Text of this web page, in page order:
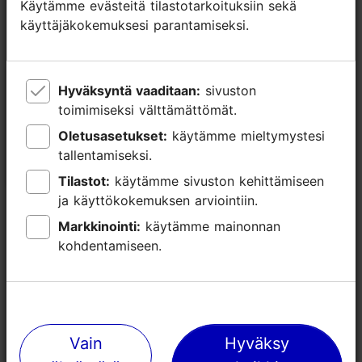
Kesäoopperan konsertit
Tallinnan Raatihuoneella
17.07.2026 - 08.08.2026
perustuu 1337 arvioon
Käytämme evästeitä tilastotarkoituksiin sekä
käyttäjäkokemuksesi parantamiseksi.
Hyväksyntä vaaditaan:
toimimiseksi välttämättömät.
Oletusasetukset:
tallentamiseksi.
Tilastot:
ja käyttökokemuksen arviointiin.
Markkinointi:
kohdentamiseen.
Vain
Hyväksy
Käytämme evästeitä tilastotarkoituksiin sekä
käyttäjäkokemuksesi parantamiseksi.
Hyväksyntä vaaditaan:
toimimiseksi välttämättömät.
Oletusasetukset:
tallentamiseksi.
Tilastot:
ja käyttökokemuksen arviointiin.
Markkinointi:
kohdentamiseen.
Vain
Hyväksy